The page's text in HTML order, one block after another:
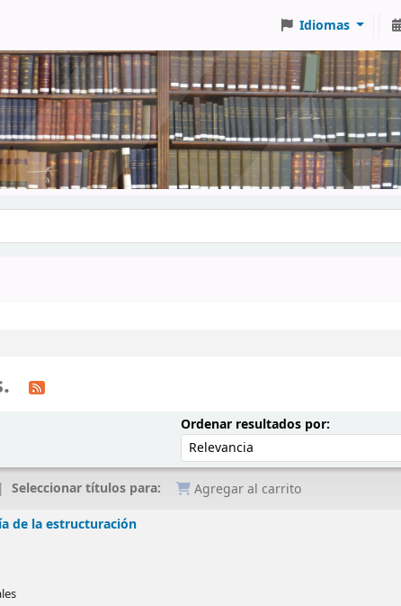
Idiomas
Ordenar resultados por:Ordenar por:
Seleccionar títulos para:
Agregar al carrito
de la estructuración